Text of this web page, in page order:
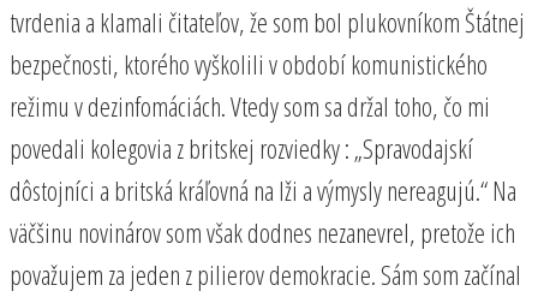
tvrdenia a klamali čitateľov, že som bol plukovníkom Štátnej
bezpečnosti, ktorého vyškolili v období komunistického
režimu v dezinfomáciách. Vtedy som sa držal toho, čo mi
povedali kolegovia z britskej rozviedky : „Spravodajskí
dôstojníci a britská kráľovná na lži a výmysly nereagujú.“ Na
väčšinu novinárov som však dodnes nezanevrel, pretože ich
považujem za jeden z pilierov demokracie. Sám som začínal